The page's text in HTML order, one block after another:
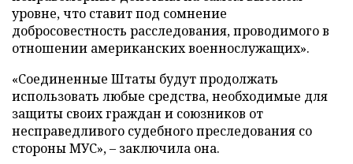
уровне, что ставит под сомнение
добросовестность расследования, проводимого в
отношении американских военнослужащих».
«Соединенные Штаты будут продолжать
использовать любые средства, необходимые для
защиты своих граждан и союзников от
несправедливого судебного преследования со
стороны МУС», – заключила она.